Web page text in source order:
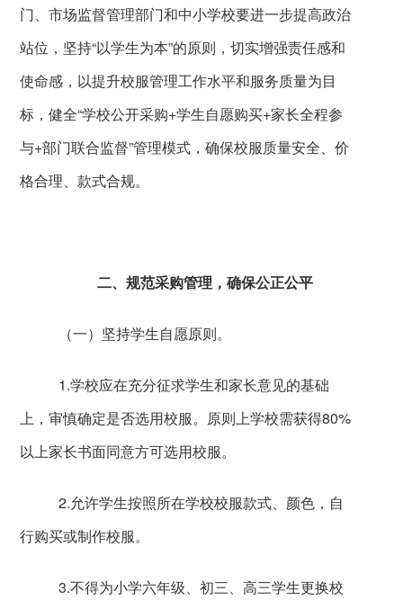
门、市场监督管理部门和中小学校要进一步提高政治
站位，坚持“以学生为本”的原则，切实增强责任感和
使命感，以提升校服管理工作水平和服务质量为目
标，健全“学校公开采购+学生自愿购买+家长全程参
与+部门联合监督”管理模式，确保校服质量安全、价
格合理、款式合规。
二、规范采购管理，确保公正公平
（一）坚持学生自愿原则。
1.学校应在充分征求学生和家长意见的基础
上，审慎确定是否选用校服。原则上学校需获得80%
以上家长书面同意方可选用校服。
2.允许学生按照所在学校校服款式、颜色，自
行购买或制作校服。
3.不得为小学六年级、初三、高三学生更换校